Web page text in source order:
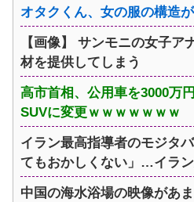
オタクくん、女の服の構造
【画像】 サンモニの女子ア
材を提供してしまう
高市首相、公用車を3000万
SUVに変更ｗｗｗｗｗｗｗ
イラン最高指導者のモジタ
てもおかしくない」…イラ
中国の海水浴場の映像があ